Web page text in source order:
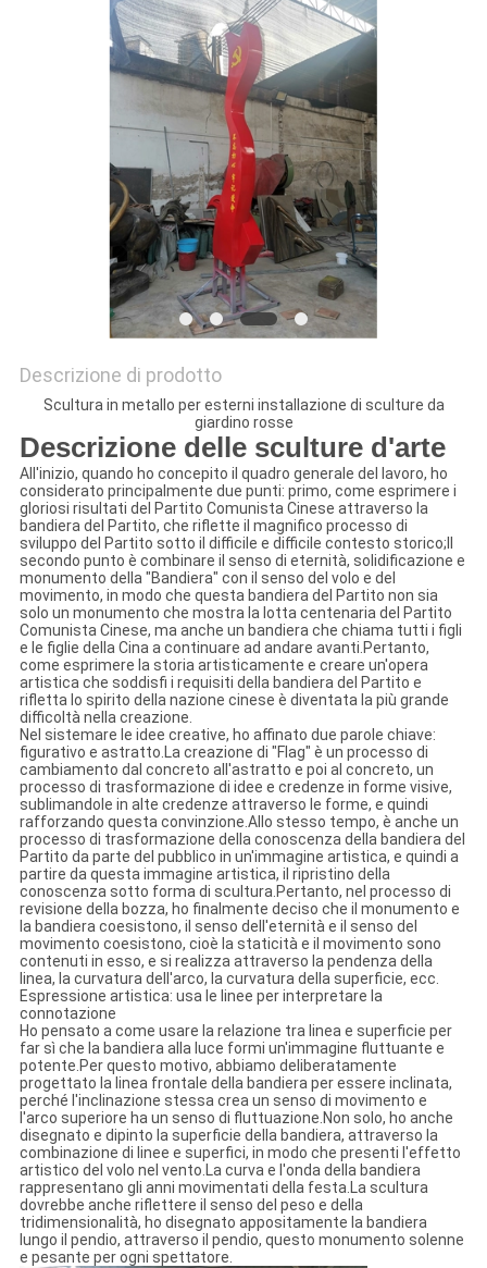
PREVENTIVO
PRIVACY
Descrizione di prodotto
Scultura in metallo per esterni installazione di sculture da
giardino rosse
Descrizione delle sculture d'arte
All'inizio, quando ho concepito il quadro generale del lavoro, ho
considerato principalmente due punti: primo, come esprimere i
gloriosi risultati del Partito Comunista Cinese attraverso la
bandiera del Partito, che riflette il magnifico processo di
sviluppo del Partito sotto il difficile e difficile contesto storico;Il
secondo punto è combinare il senso di eternità, solidificazione e
monumento della "Bandiera" con il senso del volo e del
movimento, in modo che questa bandiera del Partito non sia
solo un monumento che mostra la lotta centenaria del Partito
Comunista Cinese, ma anche un bandiera che chiama tutti i figli
e le figlie della Cina a continuare ad andare avanti.Pertanto,
come esprimere la storia artisticamente e creare un'opera
artistica che soddisfi i requisiti della bandiera del Partito e
rifletta lo spirito della nazione cinese è diventata la più grande
difficoltà nella creazione.
Nel sistemare le idee creative, ho affinato due parole chiave:
figurativo e astratto.La creazione di "Flag" è un processo di
cambiamento dal concreto all'astratto e poi al concreto, un
processo di trasformazione di idee e credenze in forme visive,
sublimandole in alte credenze attraverso le forme, e quindi
rafforzando questa convinzione.Allo stesso tempo, è anche un
processo di trasformazione della conoscenza della bandiera del
Partito da parte del pubblico in un'immagine artistica, e quindi a
partire da questa immagine artistica, il ripristino della
conoscenza sotto forma di scultura.Pertanto, nel processo di
revisione della bozza, ho finalmente deciso che il monumento e
la bandiera coesistono, il senso dell'eternità e il senso del
movimento coesistono, cioè la staticità e il movimento sono
contenuti in esso, e si realizza attraverso la pendenza della
linea, la curvatura dell'arco, la curvatura della superficie, ecc.
Espressione artistica: usa le linee per interpretare la
connotazione
Ho pensato a come usare la relazione tra linea e superficie per
far sì che la bandiera alla luce formi un'immagine fluttuante e
potente.Per questo motivo, abbiamo deliberatamente
progettato la linea frontale della bandiera per essere inclinata,
perché l'inclinazione stessa crea un senso di movimento e
l'arco superiore ha un senso di fluttuazione.Non solo, ho anche
disegnato e dipinto la superficie della bandiera, attraverso la
combinazione di linee e superfici, in modo che presenti l'effetto
artistico del volo nel vento.La curva e l'onda della bandiera
rappresentano gli anni movimentati della festa.La scultura
dovrebbe anche riflettere il senso del peso e della
tridimensionalità, ho disegnato appositamente la bandiera
lungo il pendio, attraverso il pendio, questo monumento solenne
e pesante per ogni spettatore.